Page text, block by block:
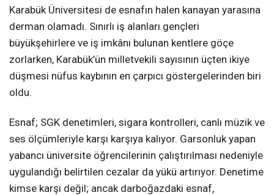
Karabük Üniversitesi de esnafın halen kanayan yarasına
derman olamadı. Sınırlı iş alanları gençleri
büyükşehirlere ve iş imkânı bulunan kentlere göçe
zorlarken, Karabük’ün milletvekili sayısının üçten ikiye
düşmesi nüfus kaybının en çarpıcı göstergelerinden biri
oldu.
Esnaf; SGK denetimleri, sigara kontrolleri, canlı müzik ve
ses ölçümleriyle karşı karşıya kalıyor. Garsonluk yapan
yabancı üniversite öğrencilerinin çalıştırılması nedeniyle
uygulandığı belirtilen cezalar da yükü artırıyor. Denetime
kimse karşı değil; ancak darboğazdaki esnaf,